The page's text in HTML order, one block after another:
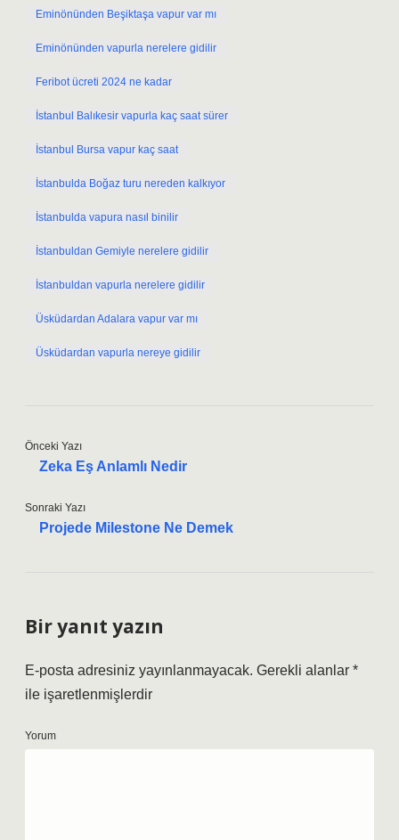
Eminönünden Beşiktaşa vapur var mı
Eminönünden vapurla nerelere gidilir
Feribot ücreti 2024 ne kadar
İstanbul Balıkesir vapurla kaç saat sürer
İstanbul Bursa vapur kaç saat
İstanbulda Boğaz turu nereden kalkıyor
İstanbulda vapura nasıl binilir
İstanbuldan Gemiyle nerelere gidilir
İstanbuldan vapurla nerelere gidilir
Üsküdardan Adalara vapur var mı
Üsküdardan vapurla nereye gidilir
Önceki Yazı
Zeka Eş Anlamlı Nedir
Sonraki Yazı
Projede Milestone Ne Demek
Bir yanıt yazın
E-posta adresiniz yayınlanmayacak. Gerekli alanlar *
ile işaretlenmişlerdir
Yorum